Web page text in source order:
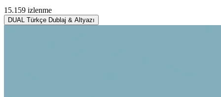
15.159 izlenme
DUAL Türkçe Dublaj & Altyazı